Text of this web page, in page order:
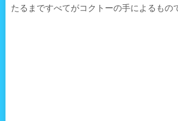
たるまですべてがコクトーの手によるもの